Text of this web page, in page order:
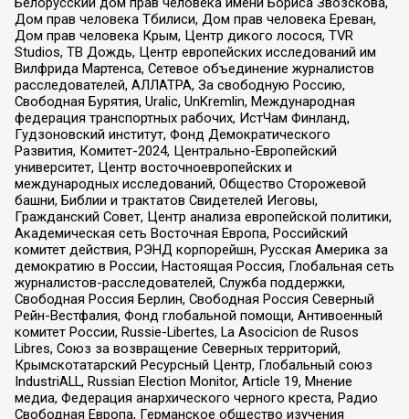
Дом прав человека Тбилиси, Дом прав человека Ереван,
Дом прав человека Крым, Центр дикого лосося, TVR
Studios, ТВ Дождь, Центр европейских исследований им
Вилфрида Мартенса, Сетевое объединение журналистов
расследователей, АЛЛАТРА, За свободную Россию,
Свободная Бурятия, Uralic, UnKremlin, Международная
федерация транспортных рабочих, ИстЧам Финланд,
Гудзоновский институт, Фонд Демократического
Развития, Комитет-2024, Центрально-Европейский
университет, Центр восточноевропейских и
международных исследований, Общество Сторожевой
башни, Библии и трактатов Свидетелей Иеговы,
Гражданский Совет, Центр анализа европейской политики,
Академическая сеть Восточная Европа, Российский
комитет действия, РЭНД корпорейшн, Русская Америка за
демократию в России, Настоящая Россия, Глобальная сеть
журналистов-расследователей, Служба поддержки,
Свободная Россия Берлин, Свободная Россия Северный
Рейн-Вестфалия, Фонд глобальной помощи, Антивоенный
комитет России, Russie-Libertes, La Asocicion de Rusos
Libres, Союз за возвращение Северных территорий,
Крымскотатарский Ресурсный Центр, Глобальный союз
IndustriALL, Russian Election Monitor, Article 19, Мнение
медиа, Федерация анархического черного креста, Радио
Свободная Европа, Германское общество изучения